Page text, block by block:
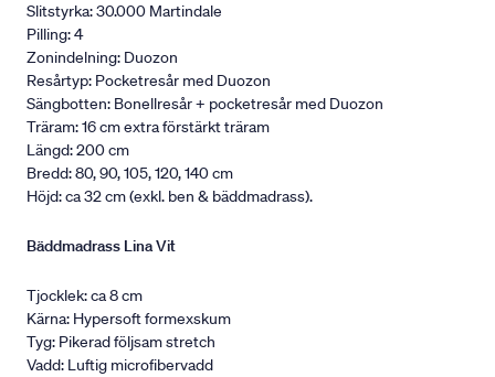
Slitstyrka: 30.000 Martindale
Pilling: 4
Zonindelning: Duozon
Resårtyp: Pocketresår med Duozon
Sängbotten: Bonellresår + pocketresår med Duozon
Träram: 16 cm extra förstärkt träram
Längd: 200 cm
Bredd: 80, 90, 105, 120, 140 cm
Höjd: ca 32 cm (exkl. ben & bäddmadrass).
Bäddmadrass Lina Vit
Tjocklek: ca 8 cm
Kärna: Hypersoft formexskum
Tyg: Pikerad följsam stretch
Vadd: Luftig microfibervadd